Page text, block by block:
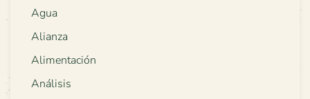
Agua
Alianza
Alimentación
Análisis